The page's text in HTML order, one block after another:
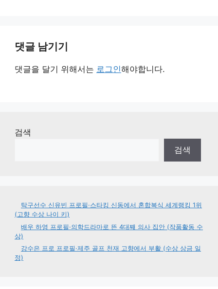
댓글 남기기
댓글을 달기 위해서는 로그인해야합니다.
검색
검색
탁구선수 신유빈 프로필·스타킹 신동에서 혼합복식 세계랭킹 1위
(고향 수상 나이 키)
배우 하영 프로필·의학드라마로 뜬 4대째 의사 집안 (작품활동 수
상)
강수은 프로 프로필·제주 골프 천재 고향에서 부활 (수상 상금 일
정)